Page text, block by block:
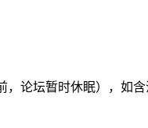
论坛暂时休眠），如